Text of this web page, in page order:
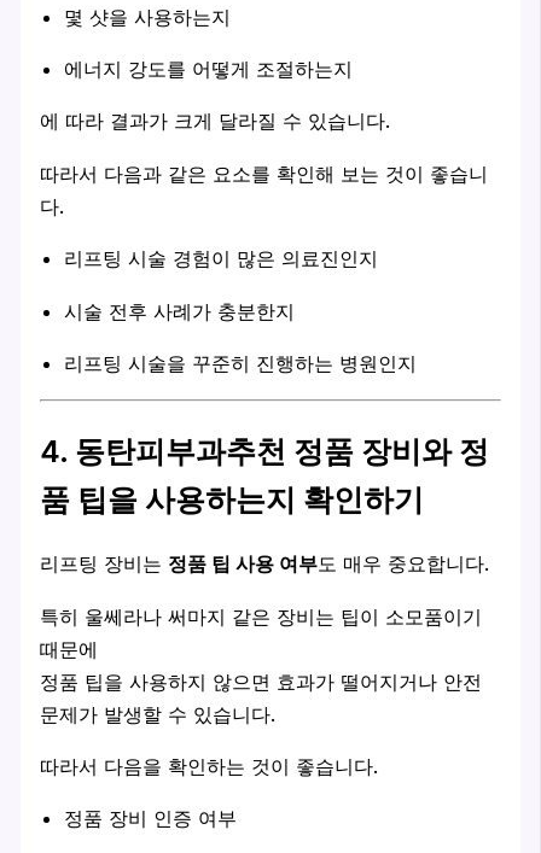
몇 샷을 사용하는지
에너지 강도를 어떻게 조절하는지
에 따라 결과가 크게 달라질 수 있습니다.
따라서 다음과 같은 요소를 확인해 보는 것이 좋습니
다.
리프팅 시술 경험이 많은 의료진인지
시술 전후 사례가 충분한지
리프팅 시술을 꾸준히 진행하는 병원인지
4. 동탄피부과추천 정품 장비와 정
품 팁을 사용하는지 확인하기
리프팅 장비는 정품 팁 사용 여부도 매우 중요합니다.
특히 울쎄라나 써마지 같은 장비는 팁이 소모품이기
때문에
정품 팁을 사용하지 않으면 효과가 떨어지거나 안전
문제가 발생할 수 있습니다.
따라서 다음을 확인하는 것이 좋습니다.
정품 장비 인증 여부